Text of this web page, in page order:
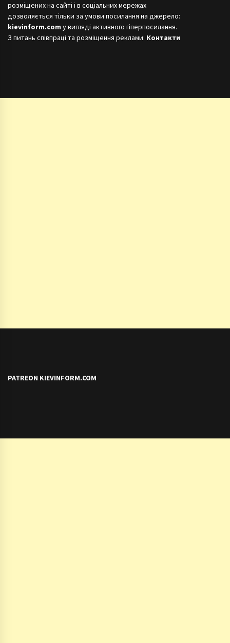
розміщених на сайті і в соціальних мережах
дозволяється тільки за умови посилання на джерело:
kievinform.com у вигляді активного гіперпосилання.
З питань співпраці та розміщення реклами: Контакти
PATREON KIEVINFORM.COM